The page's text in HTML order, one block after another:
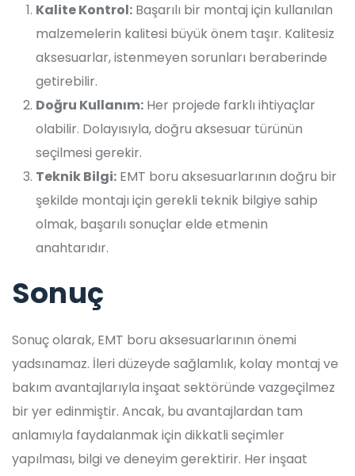
Kalite Kontrol: Başarılı bir montaj için kullanılan
malzemelerin kalitesi büyük önem taşır. Kalitesiz
aksesuarlar, istenmeyen sorunları beraberinde
getirebilir.
Doğru Kullanım: Her projede farklı ihtiyaçlar
olabilir. Dolayısıyla, doğru aksesuar türünün
seçilmesi gerekir.
Teknik Bilgi: EMT boru aksesuarlarının doğru bir
şekilde montajı için gerekli teknik bilgiye sahip
olmak, başarılı sonuçlar elde etmenin
anahtarıdır.
Sonuç
Sonuç olarak, EMT boru aksesuarlarının önemi
yadsınamaz. İleri düzeyde sağlamlık, kolay montaj ve
bakım avantajlarıyla inşaat sektöründe vazgeçilmez
bir yer edinmiştir. Ancak, bu avantajlardan tam
anlamıyla faydalanmak için dikkatli seçimler
yapılması, bilgi ve deneyim gerektirir. Her inşaat